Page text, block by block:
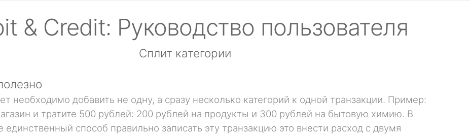
& Credit: Руководство пользователя
Сплит категории
необходимо добавить не одну, а сразу несколько категорий к одной транзакции. Пример:
и тратите 500 рублей: 200 рублей на продукты и 300 рублей на бытовую химию. В
единственный способ правильно записать эту транзакцию это внести расход с двумя